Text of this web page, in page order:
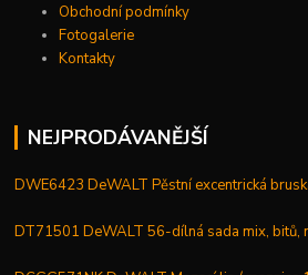
Obchodní podmínky
Fotogalerie
Kontakty
NEJPRODÁVANĚJŠÍ
DWE6423 DeWALT Pěstní excentrická
DT71501 DeWALT 56-dílná sada mix, bitů,